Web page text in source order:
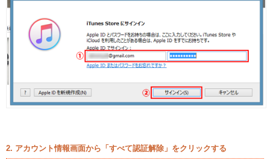
2. アカウント情報画面から「すべて認証解除」をクリックする